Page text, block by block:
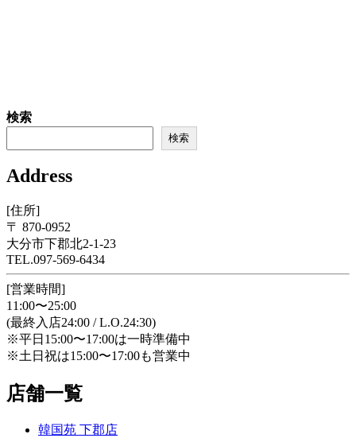
検索
検索
Address
[住所]
〒 870-0952
大分市下郡北2-1-23
TEL.097-569-6434
[営業時間]
11:00〜25:00
(最終入店24:00 / L.O.24:30)
※平日15:00〜17:00は一時準備中
※土日祝は15:00〜17:00も営業中
店舗一覧
韓国苑 下郡店